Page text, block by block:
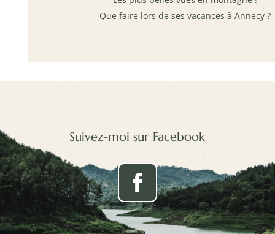
Que faire lors de ses vacances à Annecy ?
Suivez-moi sur Facebook